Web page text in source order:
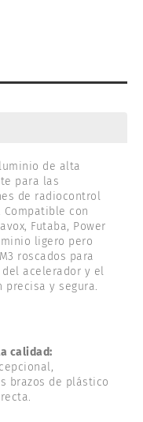
de alta
para las
de radiocontrol
con
Futaba, Power
ligero pero
roscados para
acelerador y el
y segura.
calidad:
brazos de plástico